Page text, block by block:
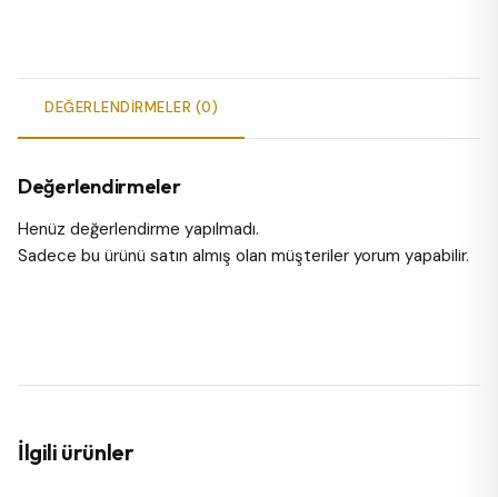
DEĞERLENDIRMELER (0)
Değerlendirmeler
Henüz değerlendirme yapılmadı.
Sadece bu ürünü satın almış olan müşteriler yorum yapabilir.
İlgili ürünler